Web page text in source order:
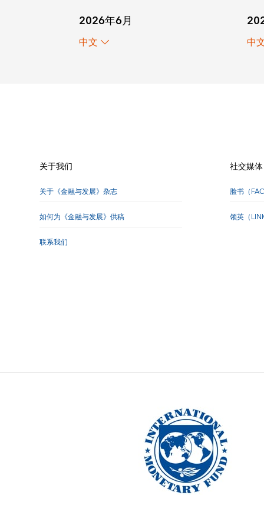
2026年6月
中文 中
关于我们
关于《金融与发展》杂志
如何为《金融与发展》供稿
联系我们
社交媒体
脸书（
领英（